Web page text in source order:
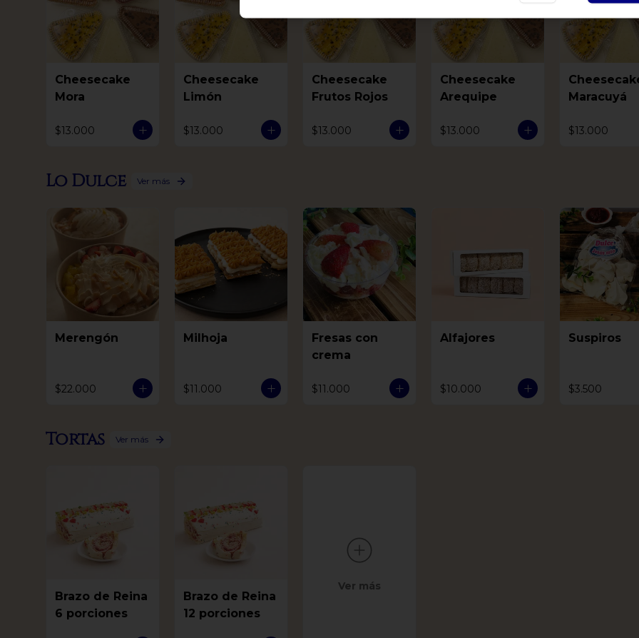
Cheesecake
Mora
$13.000
Cheesecake
Limón
$13.000
Cheesecake
Frutos Rojos
$13.000
Cheesecake
Arequipe
$13.000
Maracuyá
$13.000
Lo Dulce Ver más
Merengón
$22.000
Milhoja
$11.000
Fresas con
crema
$11.000
Alfajores
$10.000
Suspiros
$3.500
Tortas Ver más
Brazo de Reina
6 porciones
Brazo de Reina
12 porciones
Ver más